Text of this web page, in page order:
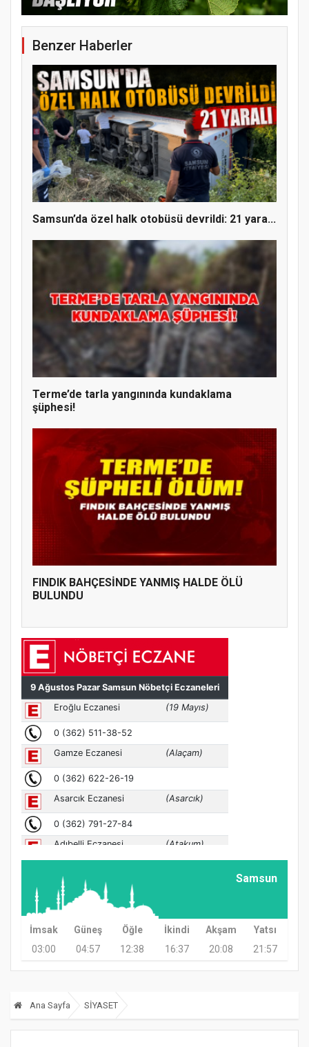
YENİ PARTİ TERME İLÇE BAŞKANLIĞINDA
ÜYE KATILIM PROGRAMI
Benzer Haberler
Samsun’da özel halk otobüsü devrildi: 21 yara...
Terme’de tarla yangınında kundaklama
şüphesi!
FINDIK BAHÇESİNDE YANMIŞ HALDE ÖLÜ
BULUNDU
Samsun
İmsak Güneş Öğle İkindi Akşam
Yatsı
03:00
04:57 12:38 16:37 20:08 21:57
Ana Sayfa SİYASET